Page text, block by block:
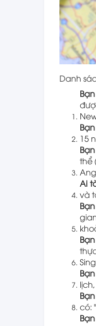
Danh
15
thể
Ai
và
có: